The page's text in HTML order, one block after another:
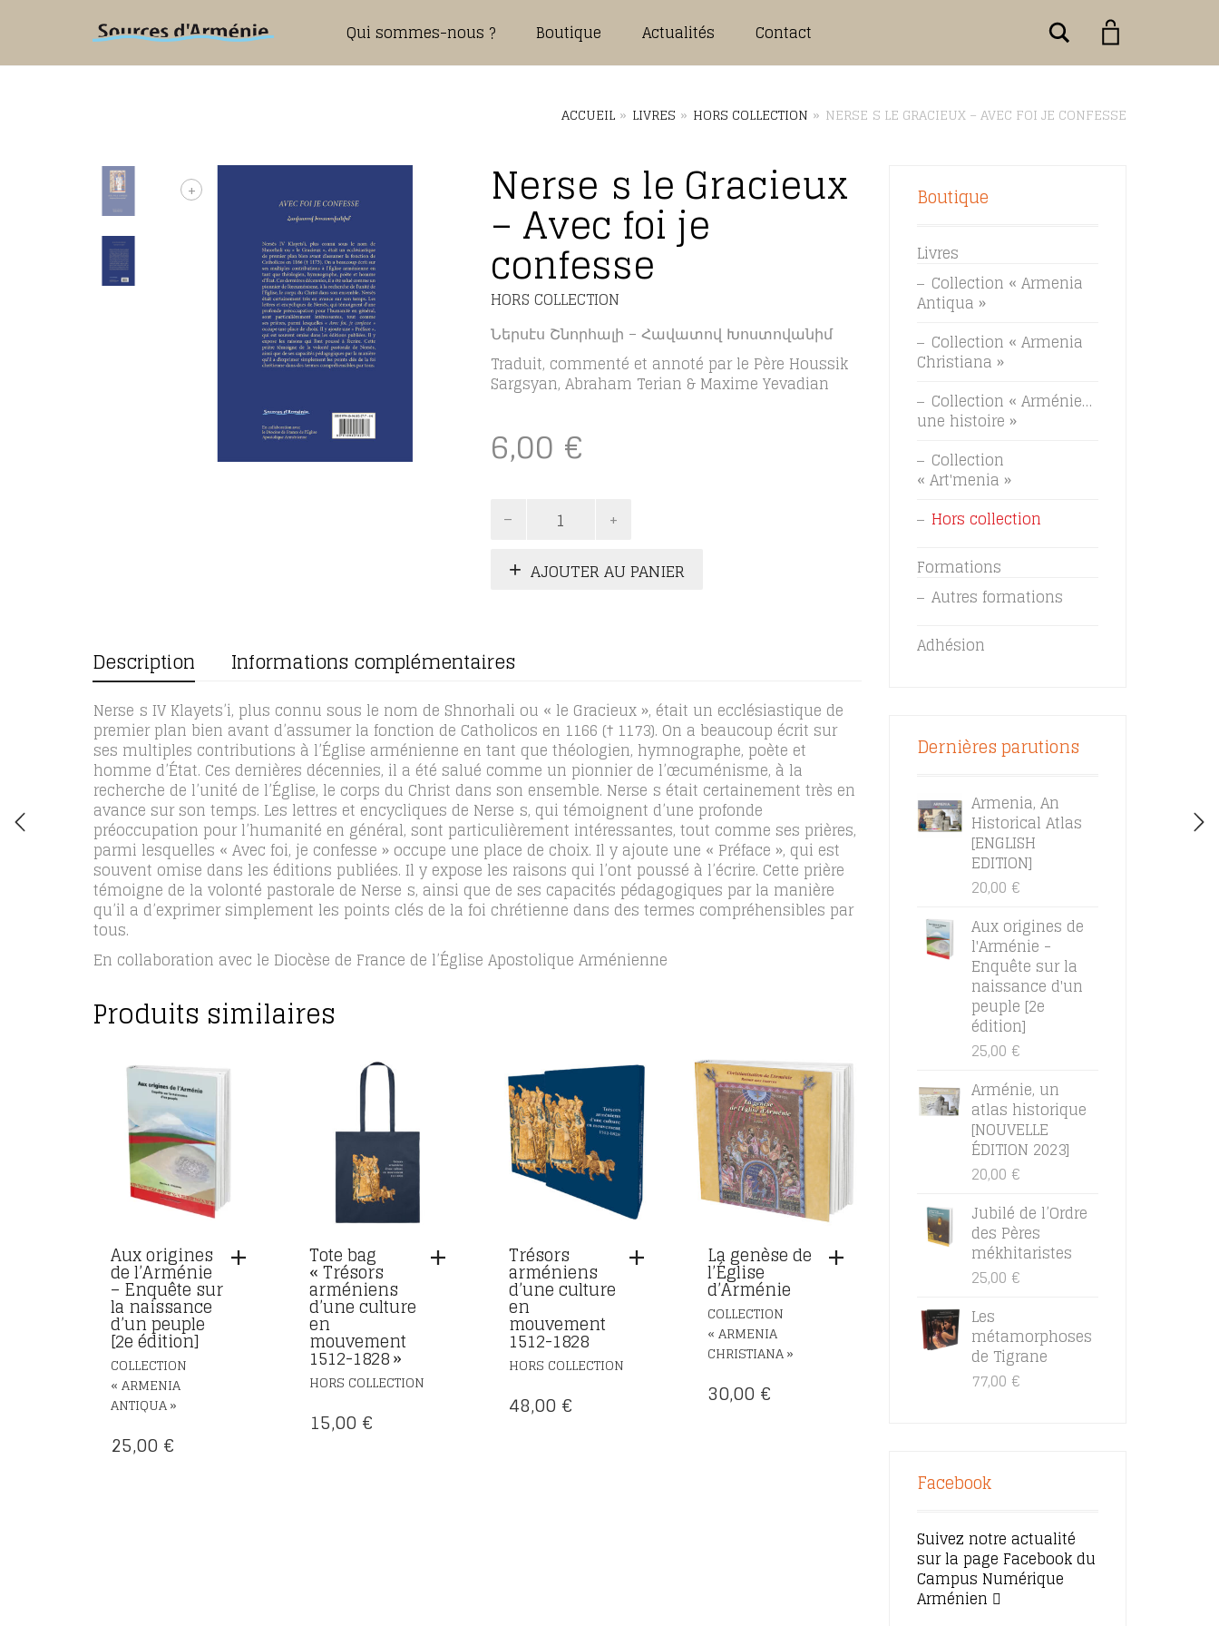
Qui sommes-nous ? Boutique Actualités Contact Rechercher
ACCUEIL » LIVRES » HORS COLLECTION » NERSĒS LE GRACIEUX – AVEC FOI JE CONFESSE
+ Nersēs le Gracieux
– Avec foi je
confesse
HORS COLLECTION
Ներսէս Շնորհալի – Հավատով Խոստովանիմ
Traduit, commenté et annoté par le Père Houssik
Sargsyan, Abraham Terian & Maxime Yevadian
6,00 €
de
je
AJOUTER AU PANIER
Description Informations complémentaires
Nersēs IV Klayets’i, plus connu sous le nom de Shnorhali ou « le Gracieux », était un ecclésiastique de
premier plan bien avant d’assumer la fonction de Catholicos en 1166 († 1173). On a beaucoup écrit sur
ses multiples contributions à l’Église arménienne en tant que théologien, hymnographe, poète et
homme d’État. Ces dernières décennies, il a été salué comme un pionnier de l’œcuménisme, à la
recherche de l’unité de l’Église, le corps du Christ dans son ensemble. Nersēs était certainement très en
avance sur son temps. Les lettres et encycliques de Nersēs, qui témoignent d’une profonde
préoccupation pour l’humanité en général, sont particulièrement intéressantes, tout comme ses prières,
parmi lesquelles « Avec foi, je confesse » occupe une place de choix. Il y ajoute une « Préface », qui est
souvent omise dans les éditions publiées. Il y expose les raisons qui l’ont poussé à l’écrire. Cette prière
témoigne de la volonté pastorale de Nersēs, ainsi que de ses capacités pédagogiques par la manière
qu’il a d’exprimer simplement les points clés de la foi chrétienne dans des termes compréhensibles par
tous.
En collaboration avec le Diocèse de France de l’Église Apostolique Arménienne
Produits similaires
Aux origines
de l’Arménie
– Enquête sur
la naissance
d’un peuple
[2e édition]
COLLECTION
« ARMENIA
ANTIQUA »
25,00 €
Tote bag
« Trésors
arméniens
d’une culture
en
mouvement
1512-1828 »
HORS COLLECTION
15,00 €
Trésors
arméniens
d’une culture
en
mouvement
1512-1828
HORS COLLECTION
48,00 €
La genèse de
l’Église
d’Arménie
COLLECTION
« ARMENIA
CHRISTIANA »
30,00 €
Boutique
Livres
Collection « Armenia
Antiqua »
Collection « Armenia
Christiana »
Collection « Arménie…
une histoire »
Collection
« Art'menia »
Hors collection
Formations
Autres formations
Adhésion
Dernières parutions
Armenia, An
Historical Atlas
[ENGLISH
EDITION]
20,00 €
Aux origines de
l'Arménie -
Enquête sur la
naissance d'un
peuple [2e
édition]
25,00 €
Arménie, un
atlas historique
[NOUVELLE
ÉDITION 2023]
20,00 €
Jubilé de l’Ordre
des Pères
mékhitaristes
25,00 €
Les
métamorphoses
de Tigrane
77,00 €
Facebook
Suivez notre actualité
sur la page Facebook du
Campus Numérique
Arménien